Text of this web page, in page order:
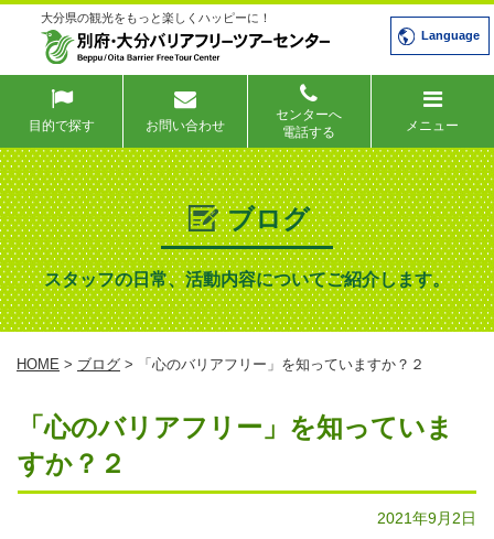
大分県の観光をもっと楽しくハッピーに！
Language
目的で探す お問い合わせ
センターへ
電話する
メニュー
ブログ
スタッフの日常、活動内容についてご紹介します。
HOME > ブログ > 「心のバリアフリー」を知っていますか？２
「心のバリアフリー」を知っていま
すか？２
2021年9月2日